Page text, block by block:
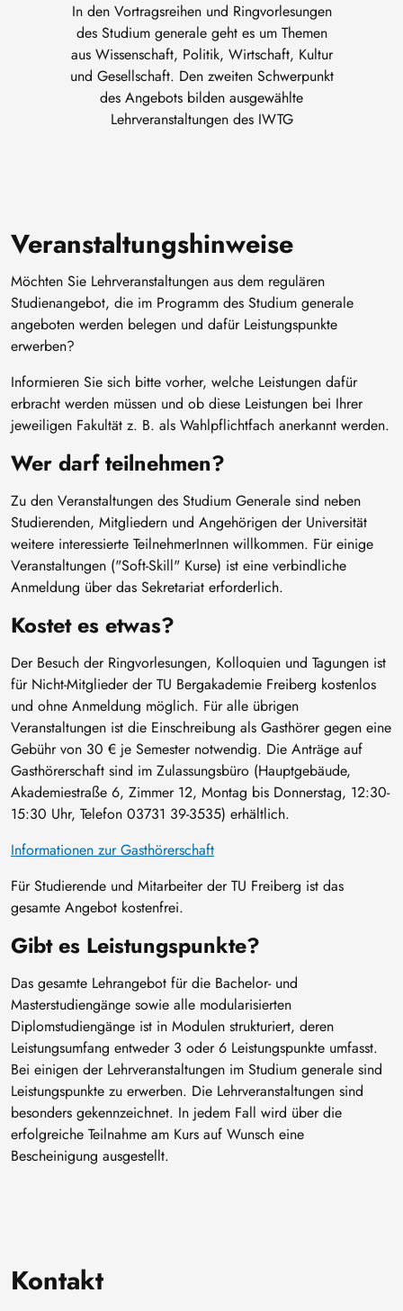
In den Vortragsreihen und Ringvorlesungen
des Studium generale geht es um Themen
aus Wissenschaft, Politik, Wirtschaft, Kultur
und Gesellschaft. Den zweiten Schwerpunkt
des Angebots bilden ausgewählte
Lehrveranstaltungen des IWTG
Veranstaltungshinweise
Möchten Sie Lehrveranstaltungen aus dem regulären
Studienangebot, die im Programm des Studium generale
angeboten werden belegen und dafür Leistungspunkte
erwerben?
Informieren Sie sich bitte vorher, welche Leistungen dafür
erbracht werden müssen und ob diese Leistungen bei Ihrer
jeweiligen Fakultät z. B. als Wahlpflichtfach anerkannt werden.
Wer darf teilnehmen?
Zu den Veranstaltungen des Studium Generale sind neben
Studierenden, Mitgliedern und Angehörigen der Universität
weitere interessierte TeilnehmerInnen willkommen. Für einige
Veranstaltungen ("Soft-Skill" Kurse) ist eine verbindliche
Anmeldung über das Sekretariat erforderlich.
Kostet es etwas?
Der Besuch der Ringvorlesungen, Kolloquien und Tagungen ist
für Nicht-Mitglieder der TU Bergakademie Freiberg kostenlos
und ohne Anmeldung möglich. Für alle übrigen
Veranstaltungen ist die Einschreibung als Gasthörer gegen eine
Gebühr von 30 € je Semester notwendig. Die Anträge auf
Gasthörerschaft sind im Zulassungsbüro (Hauptgebäude,
Akademiestraße 6, Zimmer 12, Montag bis Donnerstag, 12:30-
15:30 Uhr, Telefon 03731 39-3535) erhältlich.
Informationen zur Gasthörerschaft
Für Studierende und Mitarbeiter der TU Freiberg ist das
gesamte Angebot kostenfrei.
Gibt es Leistungspunkte?
Das gesamte Lehrangebot für die Bachelor- und
Masterstudiengänge sowie alle modularisierten
Diplomstudiengänge ist in Modulen strukturiert, deren
Leistungsumfang entweder 3 oder 6 Leistungspunkte umfasst.
Bei einigen der Lehrveranstaltungen im Studium generale sind
Leistungspunkte zu erwerben. Die Lehrveranstaltungen sind
besonders gekennzeichnet. In jedem Fall wird über die
erfolgreiche Teilnahme am Kurs auf Wunsch eine
Bescheinigung ausgestellt.
Kontakt